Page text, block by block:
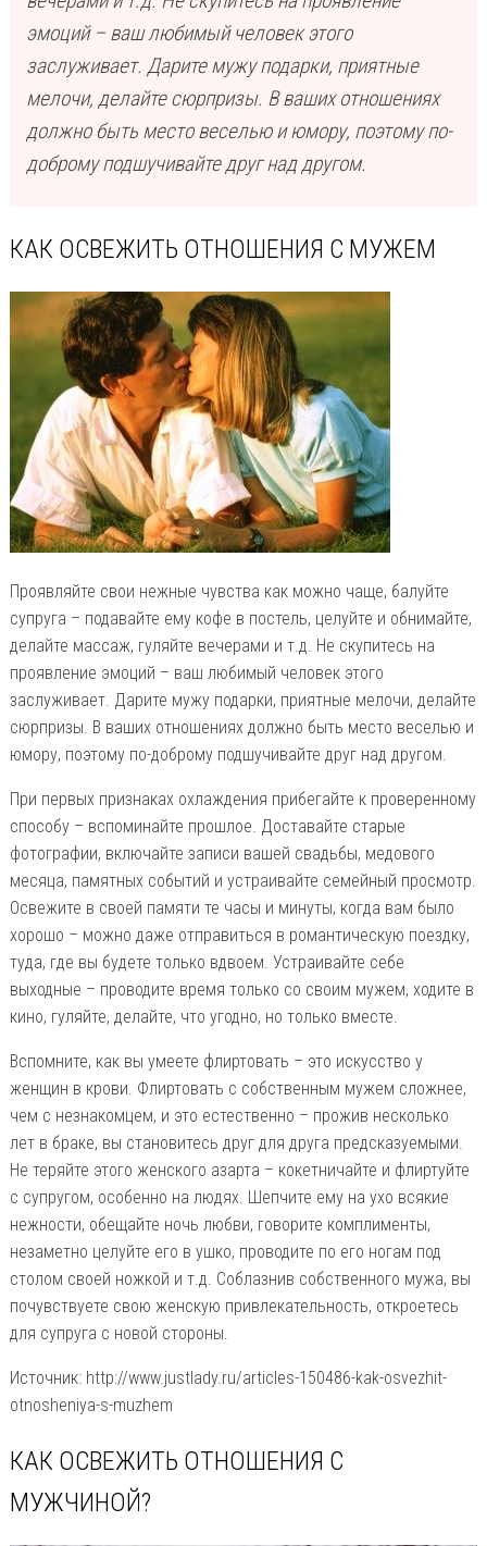
эмоций – ваш любимый человек этого
заслуживает. Дарите мужу подарки, приятные
мелочи, делайте сюрпризы. В ваших отношениях
должно быть место веселью и юмору, поэтому по-
доброму подшучивайте друг над другом.
КАК ОСВЕЖИТЬ ОТНОШЕНИЯ С МУЖЕМ
Проявляйте свои нежные чувства как можно чаще, балуйте
супруга – подавайте ему кофе в постель, целуйте и обнимайте,
делайте массаж, гуляйте вечерами и т.д. Не скупитесь на
проявление эмоций – ваш любимый человек этого
заслуживает. Дарите мужу подарки, приятные мелочи, делайте
сюрпризы. В ваших отношениях должно быть место веселью и
юмору, поэтому по-доброму подшучивайте друг над другом.
При первых признаках охлаждения прибегайте к проверенному
способу – вспоминайте прошлое. Доставайте старые
фотографии, включайте записи вашей свадьбы, медового
месяца, памятных событий и устраивайте семейный просмотр.
Освежите в своей памяти те часы и минуты, когда вам было
хорошо – можно даже отправиться в романтическую поездку,
туда, где вы будете только вдвоем. Устраивайте себе
выходные – проводите время только со своим мужем, ходите в
кино, гуляйте, делайте, что угодно, но только вместе.
Вспомните, как вы умеете флиртовать – это искусство у
женщин в крови. Флиртовать с собственным мужем сложнее,
чем с незнакомцем, и это естественно – прожив несколько
лет в браке, вы становитесь друг для друга предсказуемыми.
Не теряйте этого женского азарта – кокетничайте и флиртуйте
с супругом, особенно на людях. Шепчите ему на ухо всякие
нежности, обещайте ночь любви, говорите комплименты,
незаметно целуйте его в ушко, проводите по его ногам под
столом своей ножкой и т.д. Соблазнив собственного мужа, вы
почувствуете свою женскую привлекательность, откроетесь
для супруга с новой стороны.
Источник: http://www.justlady.ru/articles-150486-kak-osvezhit-
otnosheniya-s-muzhem
КАК ОСВЕЖИТЬ ОТНОШЕНИЯ С
МУЖЧИНОЙ?